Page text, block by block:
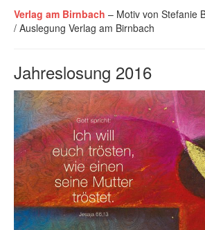
Verlag am Birnbach – Motiv von Stefanie
/ Auslegung Verlag am Birnbach
Jahreslosung 2016